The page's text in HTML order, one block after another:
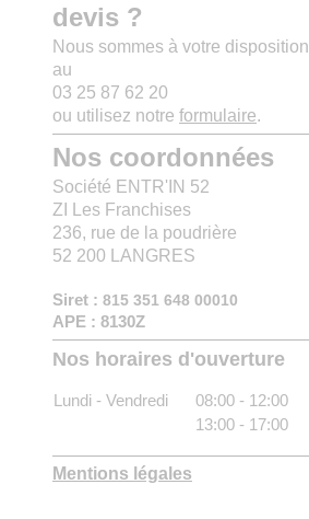
devis ?
Nous sommes à votre disposition
au
03 25 87 62 20
ou utilisez notre formulaire.
Nos coordonnées
Société ENTR'IN 52
ZI Les Franchises
236, rue de la poudrière
52 200 LANGRES
Siret : 815 351 648 00010
APE : 8130Z
Nos horaires d'ouverture
Lundi - Vendredi 08:00 - 12:00
13:00 - 17:00
Mentions légales